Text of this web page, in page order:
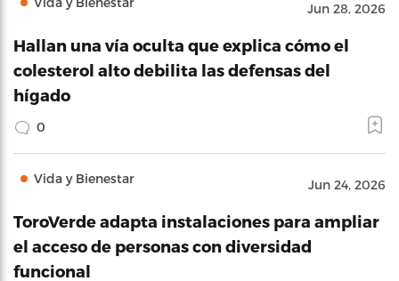
Jun 28, 2026
Hallan una vía oculta que explica cómo el
colesterol alto debilita las defensas del
hígado
0
Vida y Bienestar Jun 24, 2026
ToroVerde adapta instalaciones para ampliar
el acceso de personas con diversidad
funcional